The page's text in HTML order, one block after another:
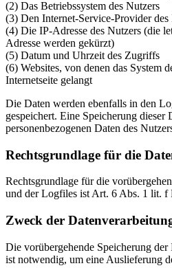
(2) Das Betriebssystem des Nutzers
(3) Den Internet-Service-Provider des
(4) Die IP-Adresse des Nutzers (die
Adresse werden gekürzt)
(5) Datum und Uhrzeit des Zugriffs
(6) Websites, von denen das System
Internetseite gelangt
Die Daten werden ebenfalls in den
gespeichert. Eine Speicherung dieser
personenbezogenen Daten des
Rechtsgrundlage für die
Rechtsgrundlage für die
und der Logfiles ist Art. 6 Abs. 1 lit. f
Zweck der
Die vorübergehende Speicherung der
ist notwendig, um eine Auslieferung